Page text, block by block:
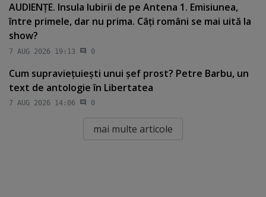
AUDIENŢE. Insula Iubirii de pe Antena 1. Emisiunea,
între primele, dar nu prima. Câţi români se mai uită la
show?
7 AUG 2026 19:13 0
Cum supravieţuieşti unui şef prost? Petre Barbu, un
text de antologie în Libertatea
7 AUG 2026 14:06 0
mai multe articole